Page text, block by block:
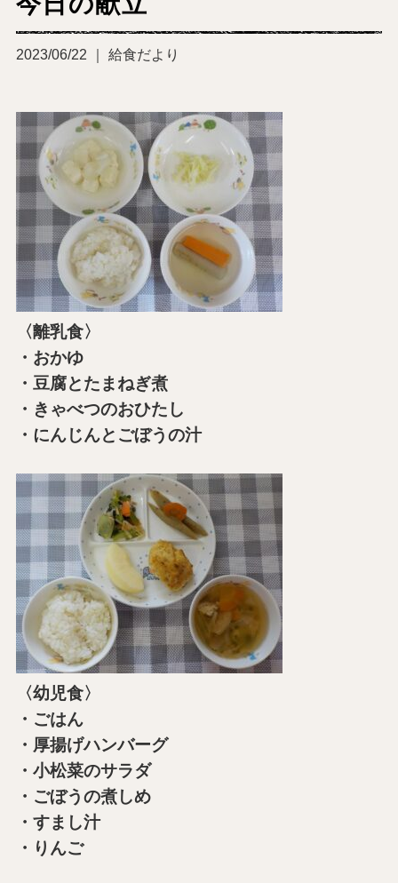
2023/06/22 ｜ 給食だより
〈離乳食〉
・おかゆ
・豆腐とたまねぎ煮
・きゃべつのおひたし
・にんじんとごぼうの汁
〈幼児食〉
・ごはん
・厚揚げハンバーグ
・小松菜のサラダ
・ごぼうの煮しめ
・すまし汁
・りんご